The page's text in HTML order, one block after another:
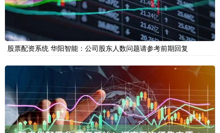
股票配资系统 华阳智能：公司股东人数问题请参考前期回复